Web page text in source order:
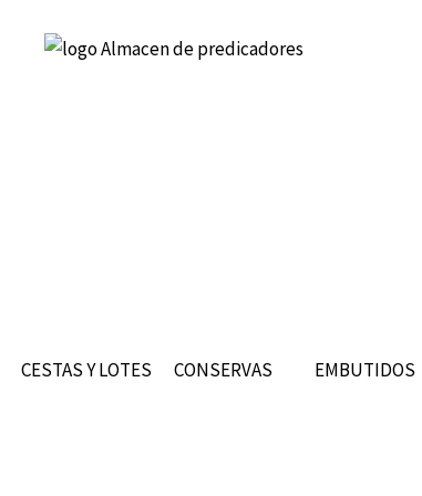
CESTAS Y LOTES CONSERVAS EMBUTIDOS